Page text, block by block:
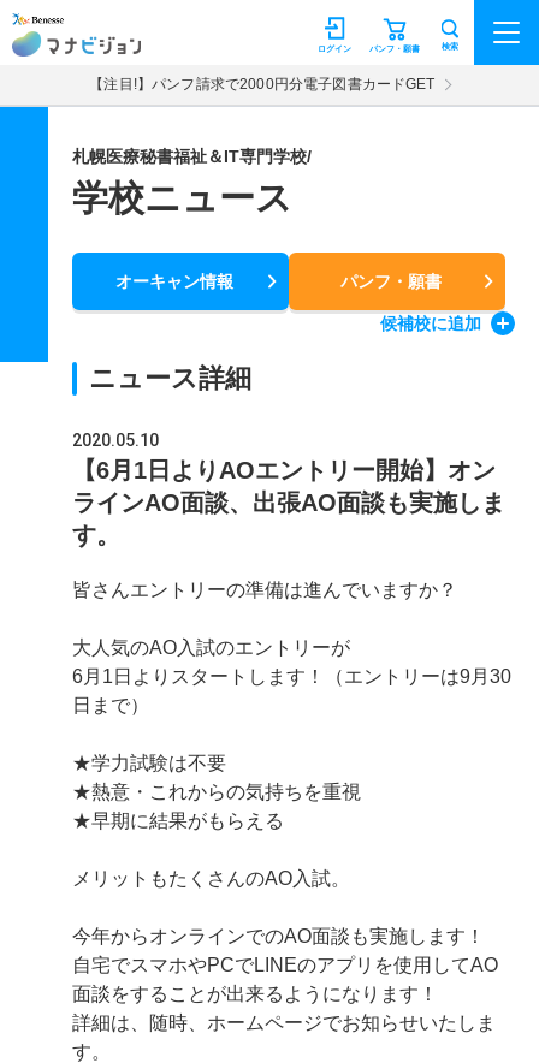
マナビジョン パンフ・願書
ログイン 検索
【注目!】パンフ請求で2000円分電子図書カードGET
札幌医療秘書福祉＆IT専門学校/
学校ニュース
オーキャン情報 パンフ・願書
候補校に追加
ニュース詳細
2020.05.10
【6月1日よりAOエントリー開始】オン
ラインAO面談、出張AO面談も実施しま
す。
皆さんエントリーの準備は進んでいますか？
大人気のAO入試のエントリーが
6月1日よりスタートします！（エントリーは9月30
日まで）
★学力試験は不要
★熱意・これからの気持ちを重視
★早期に結果がもらえる
メリットもたくさんのAO入試。
今年からオンラインでのAO面談も実施します！
自宅でスマホやPCでLINEのアプリを使用してAO
面談をすることが出来るようになります！
詳細は、随時、ホームページでお知らせいたしま
す。